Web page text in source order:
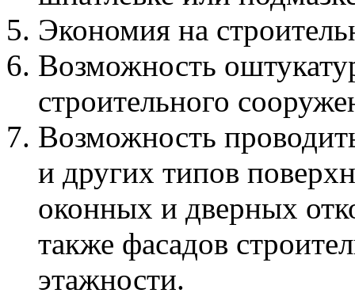
Экономия на
Возможность
строительного
Возможность
и других типов
оконных и дверных
также фасадов
этажности.